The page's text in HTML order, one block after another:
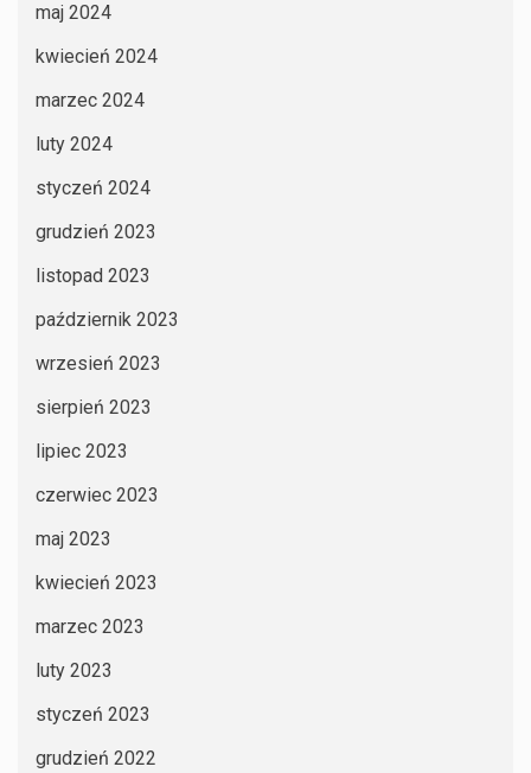
maj 2024
kwiecień 2024
marzec 2024
luty 2024
styczeń 2024
grudzień 2023
listopad 2023
październik 2023
wrzesień 2023
sierpień 2023
lipiec 2023
czerwiec 2023
maj 2023
kwiecień 2023
marzec 2023
luty 2023
styczeń 2023
grudzień 2022